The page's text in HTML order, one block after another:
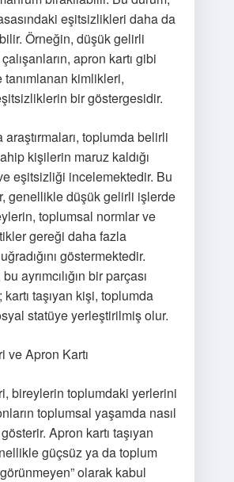
eşitsizlikleri daha da
Örneğin, düşük gelirli
apron kartı gibi
kimlikleri,
bir göstergesidir.
toplumda belirli
kişilerin maruz kaldığı
ve eşitsizliği incelemektedir. Bu
genellikle düşük gelirli işlerde
toplumsal normlar ve
gereği daha fazla
göstermektedir.
ayrımcılığın bir parçası
taşıyan kişi, toplumda
statüye yerleştirilmiş olur.
ve Apron Kartı
bireylerin toplumdaki yerlerini
toplumsal yaşamda nasıl
gösterir. Apron kartı taşıyan
güçsüz ya da toplum
olarak kabul